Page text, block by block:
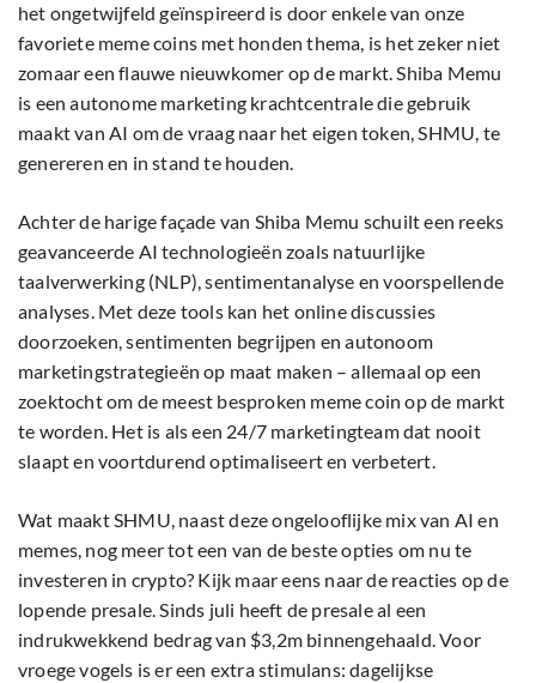
het ongetwijfeld geïnspireerd is door enkele van onze
favoriete meme coins met honden thema, is het zeker niet
zomaar een flauwe nieuwkomer op de markt. Shiba Memu
is een autonome marketing krachtcentrale die gebruik
maakt van AI om de vraag naar het eigen token, SHMU, te
genereren en in stand te houden.
Achter de harige façade van Shiba Memu schuilt een reeks
geavanceerde AI technologieën zoals natuurlijke
taalverwerking (NLP), sentimentanalyse en voorspellende
analyses. Met deze tools kan het online discussies
doorzoeken, sentimenten begrijpen en autonoom
marketingstrategieën op maat maken – allemaal op een
zoektocht om de meest besproken meme coin op de markt
te worden. Het is als een 24/7 marketingteam dat nooit
slaapt en voortdurend optimaliseert en verbetert.
Wat maakt SHMU, naast deze ongelooflijke mix van AI en
memes, nog meer tot een van de beste opties om nu te
investeren in crypto? Kijk maar eens naar de reacties op de
lopende presale. Sinds juli heeft de presale al een
indrukwekkend bedrag van $3,2m binnengehaald. Voor
vroege vogels is er een extra stimulans: dagelijkse